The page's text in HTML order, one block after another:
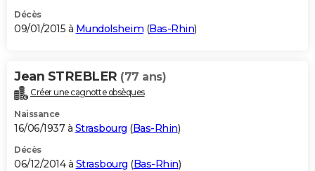
Décès
09/01/2015 à Mundolsheim (Bas-Rhin)
Jean STREBLER (77 ans)
Créer une cagnotte obsèques
Naissance
16/06/1937 à Strasbourg (Bas-Rhin)
Décès
06/12/2014 à Strasbourg (Bas-Rhin)